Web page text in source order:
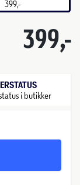
399,-
399,-
i butikker